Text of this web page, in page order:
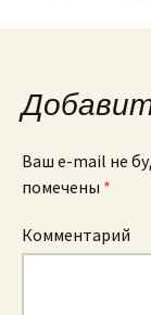
по
Ваш e-mail не
помечены *
Комментарий